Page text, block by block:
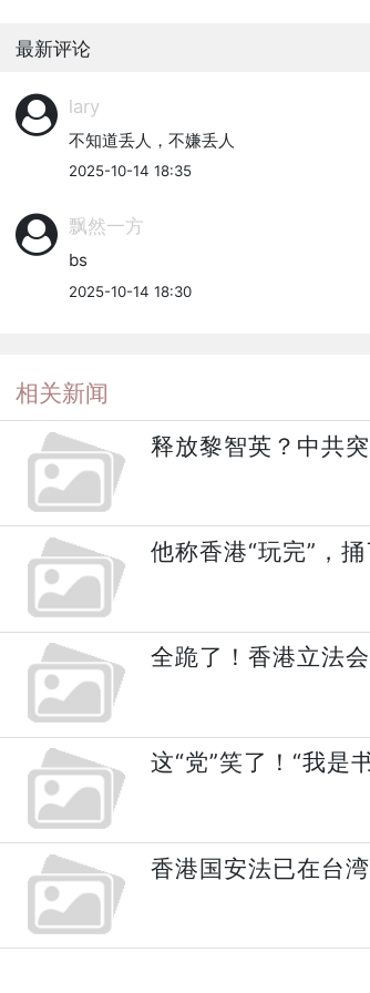
最新评论
lary
不知道丢人，不嫌丢人
2025-10-14 18:35
飘然一方
bs
2025-10-14 18:30
相关新闻
释放黎智英？中共
他称香港“玩完”，
全跪了！香港立法
这“党”笑了！“我是
香港国安法已在台